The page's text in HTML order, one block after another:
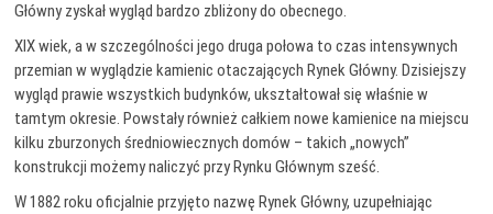
Główny zyskał wygląd bardzo zbliżony do obecnego.
XIX wiek, a w szczególności jego druga połowa to czas intensywnych
przemian w wyglądzie kamienic otaczających Rynek Główny. Dzisiejszy
wygląd prawie wszystkich budynków, ukształtował się właśnie w
tamtym okresie. Powstały również całkiem nowe kamienice na miejscu
kilku zburzonych średniowiecznych domów – takich „nowych”
konstrukcji możemy naliczyć przy Rynku Głównym sześć.
W 1882 roku oficjalnie przyjęto nazwę Rynek Główny, uzupełniając